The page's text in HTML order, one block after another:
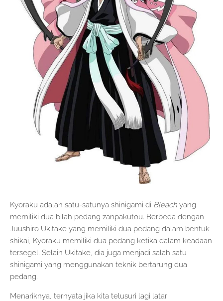
Kyoraku adalah satu-satunya shinigami di Bleach yang
memiliki dua bilah pedang zanpakutou. Berbeda dengan
Juushiro Ukitake yang memiliki dua pedang dalam bentuk
shikai, Kyoraku memiliki dua pedang ketika dalam keadaan
tersegel. Selain Ukitake, dia juga menjadi salah satu
shinigami yang menggunakan teknik bertarung dua
pedang.
Menariknya, ternyata jika kita telusuri lagi latar